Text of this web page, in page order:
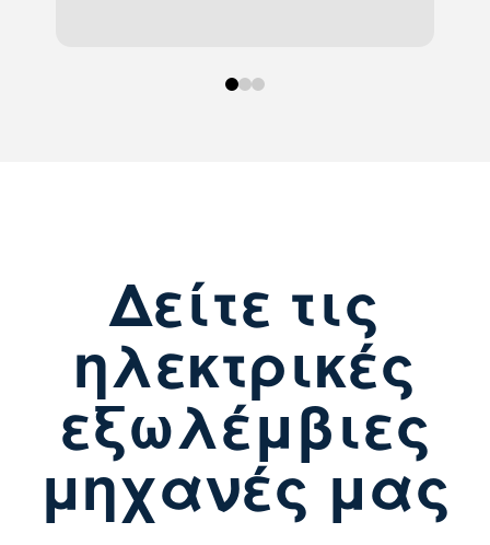
0 1 2
Δείτε τις
ηλεκτρικές
εξωλέμβιες
μηχανές μας